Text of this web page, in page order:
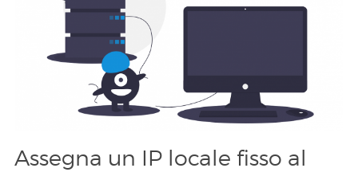
Assegna un IP locale fisso al